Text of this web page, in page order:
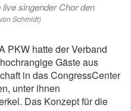
singender Chor den
Schmidt)
PKW hatte der Verband
Gäste aus
in das CongressCenter
unter ihnen
Das Konzept für die